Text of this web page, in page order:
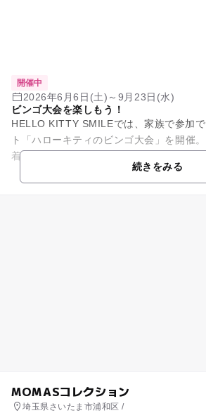
開催中
2026年6月6日(土)～9月23日(水)
ビンゴ大会を楽しもう！
HELLO KITTY SMILEでは、家族で参加
ト「ハローキティのビンゴ大会」を開催
着3名には、ここでしか手に入らない限定
続きをみる
MOMASコレクション
埼玉県さいたま市浦和区 /